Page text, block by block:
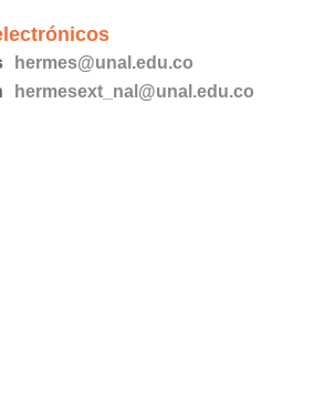
hermes@unal.edu.co
hermesext_nal@unal.edu.co